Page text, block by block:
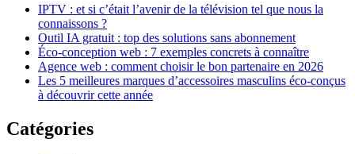
IPTV : et si c’était l’avenir de la télévision tel que nous la
connaissons ?
Outil IA gratuit : top des solutions sans abonnement
Éco-conception web : 7 exemples concrets à connaître
Agence web : comment choisir le bon partenaire en 2026
Les 5 meilleures marques d’accessoires masculins éco-conçus
à découvrir cette année
Catégories